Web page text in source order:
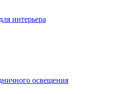
интерьера
освещения